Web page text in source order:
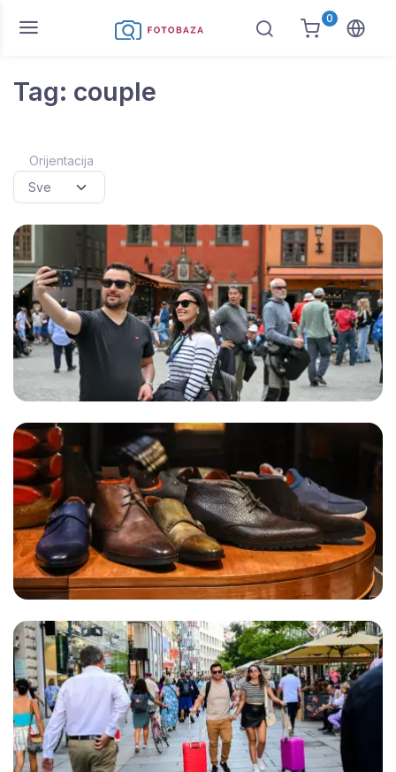
0
Tag: couple
Orijentacija